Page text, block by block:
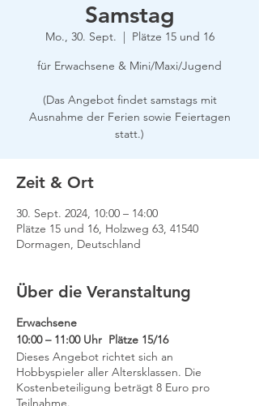
Samstag
Mo., 30. Sept.
  |
Plätze 15 und 16
für Erwachsene & Mini/Maxi/Jugend
(Das Angebot findet samstags mit
Ausnahme der Ferien sowie Feiertagen
Zeit & Ort
30. Sept. 2024, 10:00 – 14:00
Plätze 15 und 16, Holzweg 63, 41540
Dormagen, Deutschland
Über die Veranstaltung
Erwachsene
10:00 – 11:00 Uhr Plätze 15/16
Dieses Angebot richtet sich an
Hobbyspieler aller Altersklassen. Die
Kostenbeteiligung beträgt 8 Euro pro
Teilnahme.